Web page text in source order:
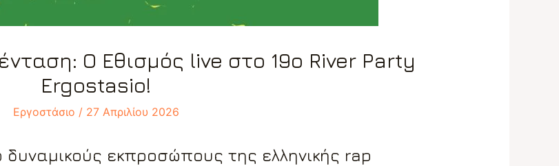
Ο Εθισμός live στο 19ο River Party
Ergostasio!
Εργοστάσιο / 27 Απριλίου 2026
εκπροσώπους της ελληνικής rap